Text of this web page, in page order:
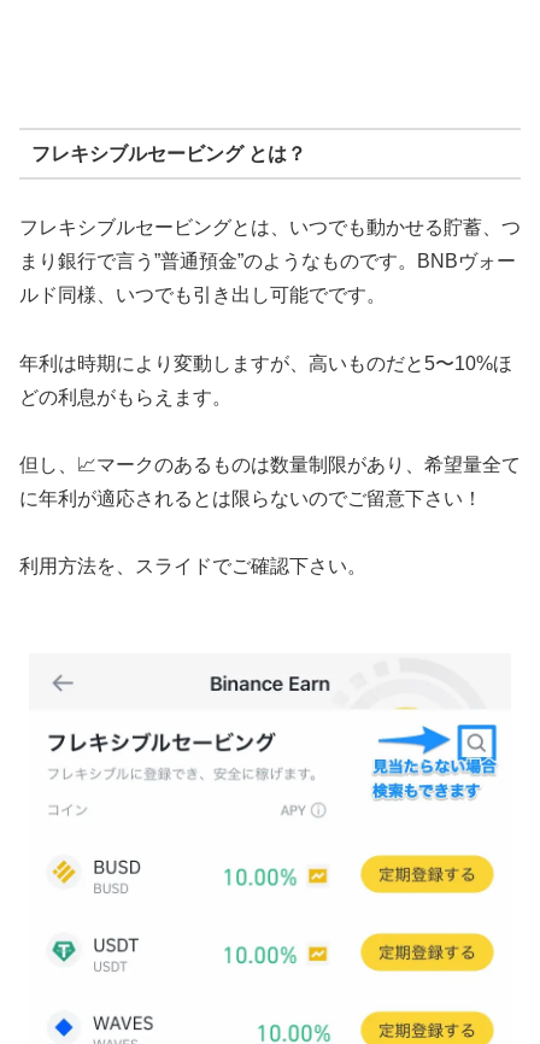
フレキシブルセービング とは？
フレキシブルセービングとは、いつでも動かせる貯蓄、つ
まり銀行で言う”普通預金”のようなものです。BNBヴォー
ルド同様、いつでも引き出し可能でです。
年利は時期により変動しますが、高いものだと5〜10%ほ
どの利息がもらえます。
但し、📈マークのあるものは数量制限があり、希望量全て
に年利が適応されるとは限らないのでご留意下さい！
利用方法を、スライドでご確認下さい。